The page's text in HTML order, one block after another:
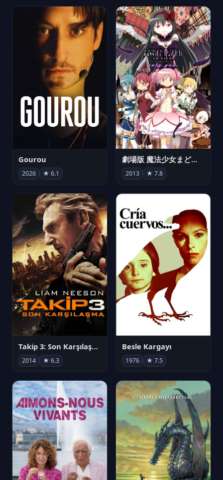
Gourou
2026 ★ 6.1
劇場版 魔法少女まどか☆マギカ[新編]叛逆の物語
2013 ★ 7.8
Takip 3: Son Karşılaşma
2014 ★ 6.3
Besle Kargayı
1976 ★ 7.5